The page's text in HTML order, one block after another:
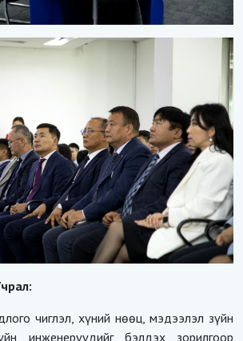
чиглэл, хүний нөөц, мэдээлэл зүйн
инженерүүдийг бэлдэх зорилгоор